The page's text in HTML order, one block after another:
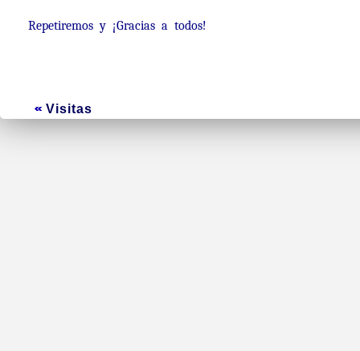
Repetiremos y ¡Gracias a todos!
Visitas